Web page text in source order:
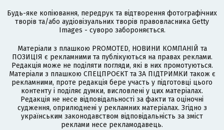
Будь-яке копіювання, передрук та відтворення фотографічних
творів та/або аудіовізуальних творів правовласника Getty
Images - суворо забороняється.
Матеріали з плашкою PROMOTED, НОВИНИ КОМПАНІЙ та
ПОЗИЦІЯ є рекламними та публікуються на правах реклами.
Редакція може не поділяти погляди, які в них промотуються.
Матеріали з плашкою СПЕЦПРОЄКТ та ЗА ПІДТРИМКИ також є
рекламними, проте редакція бере участь у підготовці цього
контенту і поділяє думки, висловлені у цих матеріалах.
Редакція не несе відповідальності за факти та оціночні
судження, оприлюднені у рекламних матеріалах. Згідно з
українським законодавством відповідальність за зміст
реклами несе рекламодавець.